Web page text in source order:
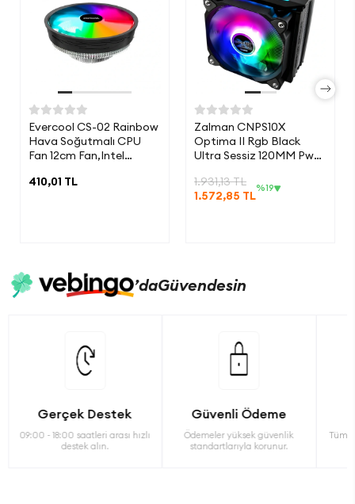
Evercool CS-02 Rainbow
Hava Soğutmalı CPU
Fan 12cm Fan,Intel
410,01 TL
Zalman CNPS10X
Optima II Rgb Black
Ultra Sessiz 120MM Pwm
Fanlı Cpu Soğutucu
1.931,13 TL
1.572,85 TL
%19
’daGüvendesin
Gerçek Destek
09:00 - 18:00 saatleri arası hızlı
destek alın.
Güvenli Ödeme
Ödemeler yüksek güvenlik
standartlarıyla korunur.
Tüm